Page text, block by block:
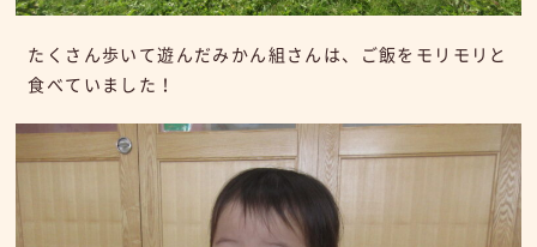
たくさん歩いて遊んだみかん組さんは、ご飯をモリモリと
食べていました！